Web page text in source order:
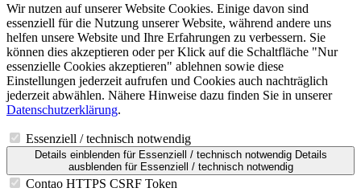
Wir nutzen auf unserer Website Cookies. Einige davon sind
essenziell für die Nutzung unserer Website, während andere uns
helfen unsere Website und Ihre Erfahrungen zu verbessern. Sie
können dies akzeptieren oder per Klick auf die Schaltfläche "Nur
essenzielle Cookies akzeptieren" ablehnen sowie diese
Einstellungen jederzeit aufrufen und Cookies auch nachträglich
jederzeit abwählen. Nähere Hinweise dazu finden Sie in unserer
Datenschutzerklärung.
Essenziell / technisch notwendig
Details einblendenfür Essenziell / technisch notwendig Details
ausblendenfür Essenziell / technisch notwendig
Contao HTTPS CSRF Token